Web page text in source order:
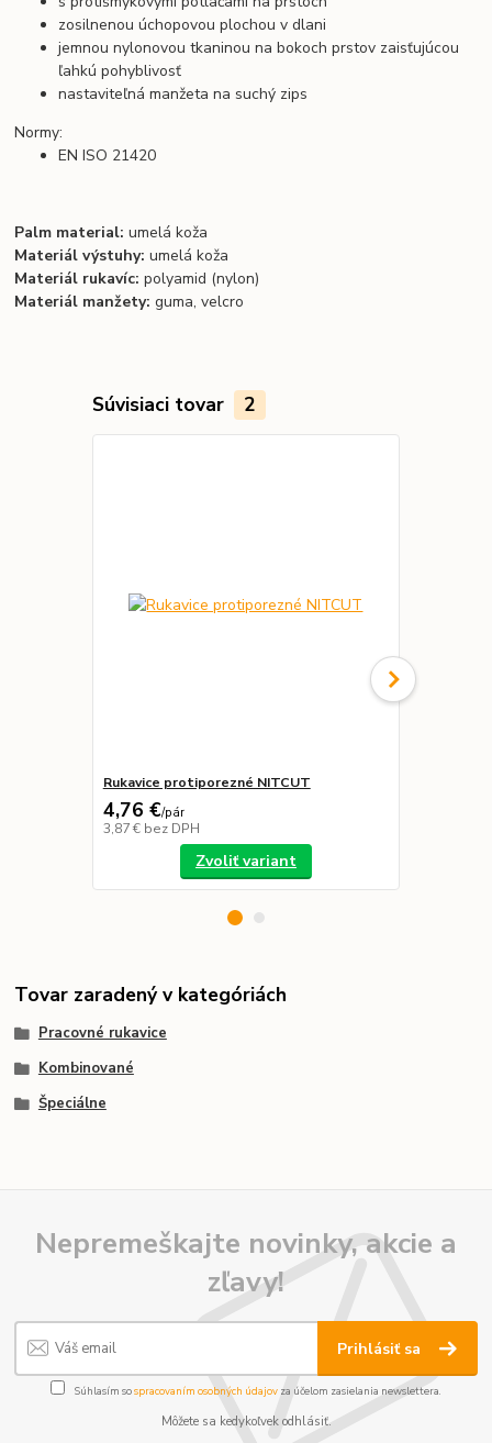
zosilnenou úchopovou plochou v dlani
jemnou nylonovou tkaninou na bokoch prstov zaisťujúcou
ľahkú pohyblivosť
nastaviteľná manžeta na suchý zips
Normy:
EN ISO 21420
Palm material: umelá koža
Materiál výstuhy: umelá koža
Materiál rukavíc: polyamid (nylon)
Materiál manžety: guma, velcro
Súvisiaci tovar 2
Rukavice protiporezné NITCUT
4,76 €/pár
3,87 € bez DPH
Zvoliť variant
Tovar zaradený v kategóriách
Pracovné rukavice
Kombinované
Špeciálne
Nepremeškajte novinky, akcie a
zľavy!
Prihlásiť sa
Súhlasím sospracovaním osobných údajov za účelom zasielania newslettera.
Môžete sa kedykoľvek odhlásiť.